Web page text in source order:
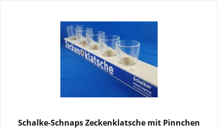
Schalke-Schnaps Zeckenklatsche mit Pinnchen